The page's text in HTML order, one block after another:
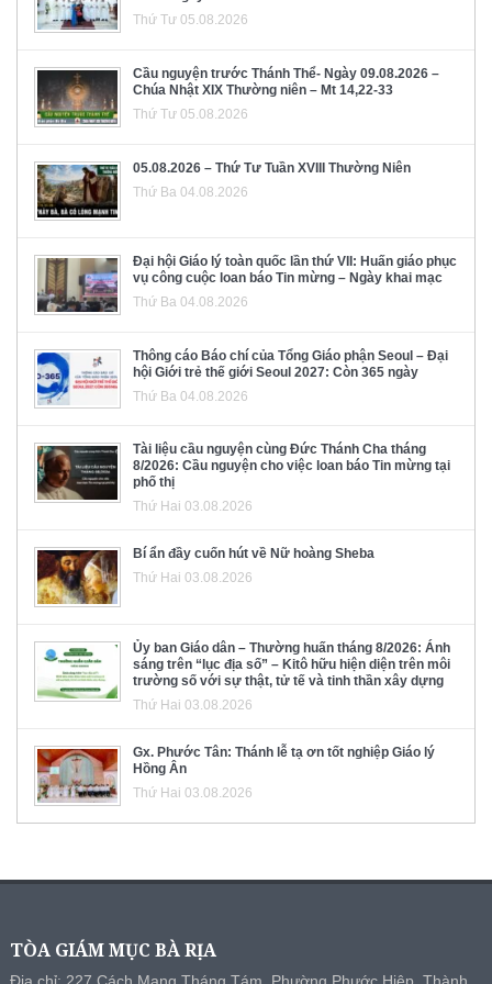
Thứ Tư 05.08.2026
Cầu nguyện trước Thánh Thể- Ngày 09.08.2026 –
Chúa Nhật XIX Thường niên – Mt 14,22-33
Thứ Tư 05.08.2026
05.08.2026 – Thứ Tư Tuần XVIII Thường Niên
Thứ Ba 04.08.2026
Đại hội Giáo lý toàn quốc lần thứ VII: Huấn giáo phục
vụ công cuộc loan báo Tin mừng – Ngày khai mạc
Thứ Ba 04.08.2026
Thông cáo Báo chí của Tổng Giáo phận Seoul – Đại
hội Giới trẻ thế giới Seoul 2027: Còn 365 ngày
Thứ Ba 04.08.2026
Tài liệu cầu nguyện cùng Đức Thánh Cha tháng
8/2026: Cầu nguyện cho việc loan báo Tin mừng tại
phố thị
Thứ Hai 03.08.2026
Bí ẩn đầy cuốn hút về Nữ hoàng Sheba
Thứ Hai 03.08.2026
Ủy ban Giáo dân – Thường huấn tháng 8/2026: Ánh
sáng trên “lục địa số” – Kitô hữu hiện diện trên môi
trường số với sự thật, tử tế và tinh thần xây dựng
Thứ Hai 03.08.2026
Gx. Phước Tân: Thánh lễ tạ ơn tốt nghiệp Giáo lý
Hồng Ân
Thứ Hai 03.08.2026
TÒA GIÁM MỤC BÀ RỊA
Địa chỉ: 227 Cách Mạng Tháng Tám, Phường Phước Hiệp, Thành